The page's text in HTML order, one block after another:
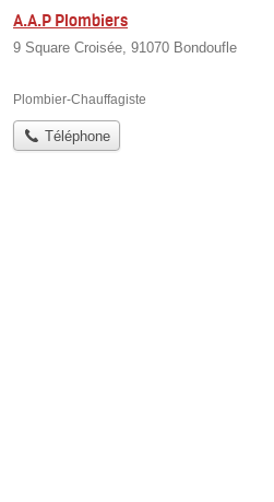
A.A.P Plombiers
9 Square Croisée, 91070 Bondoufle
Plombier-Chauffagiste
Téléphone